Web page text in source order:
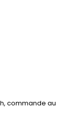
commande au